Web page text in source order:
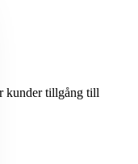
kunder tillgång till